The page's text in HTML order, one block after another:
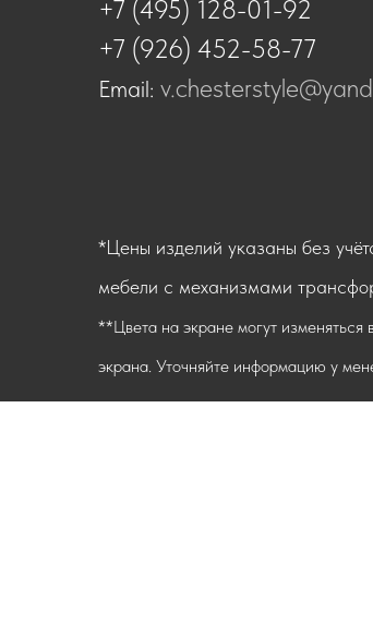
+7 (495) 128-01-92
+7 (926) 452-58-77
Email:
*Цены изделий указаны без
мебели с механизмами
**Цвета на экране могут изменяться
экрана. Уточняйте информацию у